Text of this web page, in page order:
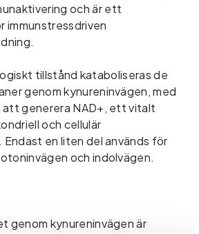
och är ett
immunstressdriven
tillstånd kataboliseras de
genom kynureninvägen, med
generera NAD+, ett vitalt
och cellulär
en liten del används för
och indolvägen.
genom kynureninvägen är